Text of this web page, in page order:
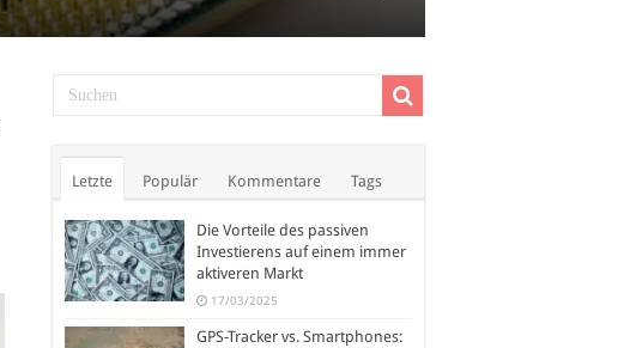
Letzte Populär Kommentare Tags
Die Vorteile des passiven
Investierens auf einem immer
aktiveren Markt
17/03/2025
GPS-Tracker vs. Smartphones: